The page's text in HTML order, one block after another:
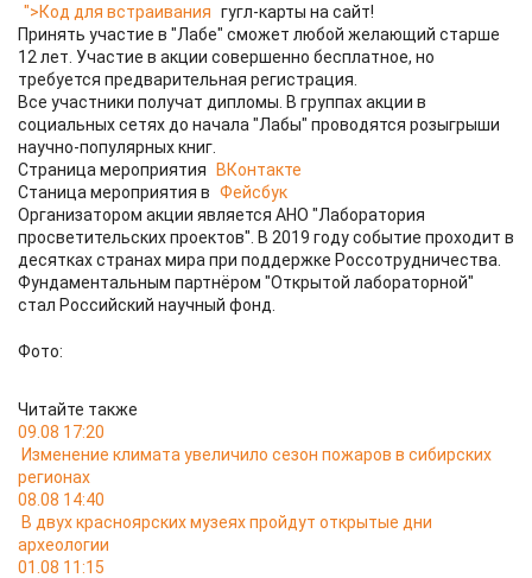
">Код для встраивания гугл-карты на сайт!
Принять участие в "Лабе" сможет любой желающий старше
12 лет. Участие в акции совершенно бесплатное, но
требуется предварительная регистрация.
Все участники получат дипломы. В группах акции в
социальных сетях до начала "Лабы" проводятся розыгрыши
научно-популярных книг.
Страница мероприятия
ВКонтакте
Станица мероприятия в Фейсбук
Организатором акции является АНО "Лаборатория
просветительских проектов". В 2019 году событие проходит в
десятках странах мира при поддержке Россотрудничества.
Фундаментальным партнёром "Открытой лабораторной"
стал Российский научный фонд.
Фото:
Читайте также
09.08 17:20
Изменение климата увеличило сезон пожаров в сибирских
регионах
08.08 14:40
В двух красноярских музеях пройдут открытые дни
археологии
01.08 11:15